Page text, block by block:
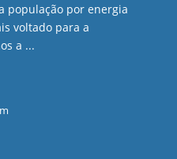
população por energia
voltado para a
a ...